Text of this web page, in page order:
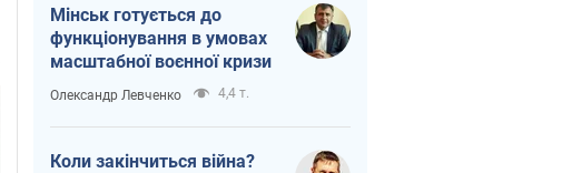
Мінськ готується до
функціонування в умовах
масштабної воєнної кризи
Олександр Левченко 4,4 т.
Коли закінчиться війна?